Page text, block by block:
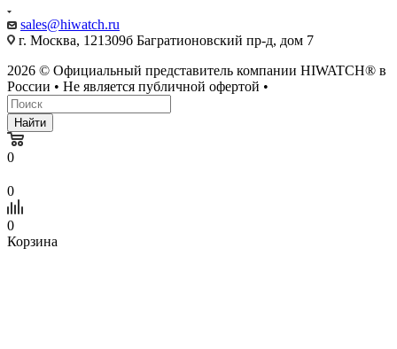
sales@hiwatch.ru
г. Москва, 121309б Багратионовский пр-д, дом 7
2026 © Официальный представитель компании HIWATCH® в
России • Не является публичной офертой •
Найти
0
0
0
Корзина